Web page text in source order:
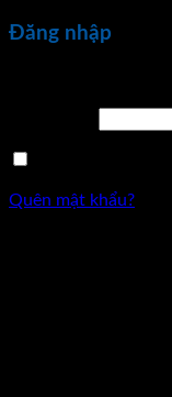
Đăng nhập
Quên mật khẩu?